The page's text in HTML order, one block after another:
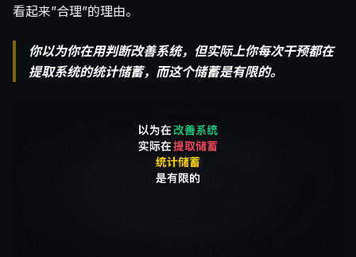
看起来”合理”的理由。
你以为你在用判断改善系统，但实际上你每次干预都在
提取系统的统计储蓄，而这个储蓄是有限的。